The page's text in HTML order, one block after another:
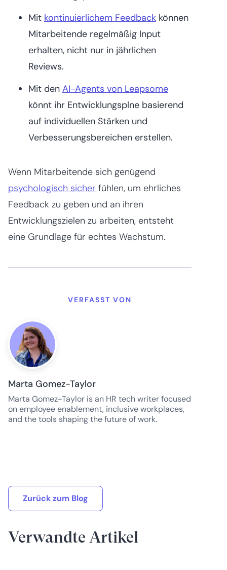
Mit kontinuierlichem Feedback können
Mitarbeitende regelmäßig Input
erhalten, nicht nur in jährlichen
Reviews.
Mit den AI-Agents von Leapsome
könnt ihr Entwicklungsplne basierend
auf individuellen Stärken und
Verbesserungsbereichen erstellen.
Wenn Mitarbeitende sich genügend
psychologisch sicher fühlen, um ehrliches
Feedback zu geben und an ihren
Entwicklungszielen zu arbeiten, entsteht
eine Grundlage für echtes Wachstum.
VERFASST VON
Marta Gomez-Taylor
Marta Gomez-Taylor is an HR tech writer focused
on employee enablement, inclusive workplaces,
and the tools shaping the future of work.
Verwandte Artikel
Zurück zum Blog